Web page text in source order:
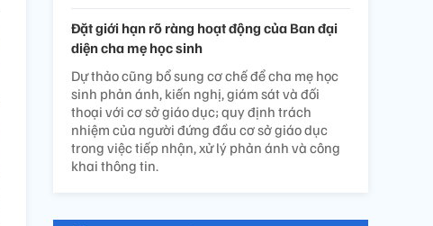
Đặt giới hạn rõ ràng hoạt động của Ban đại
diện cha mẹ học sinh
Dự thảo cũng bổ sung cơ chế để cha mẹ học
sinh phản ánh, kiến nghị, giám sát và đối
thoại với cơ sở giáo dục; quy định trách
nhiệm của người đứng đầu cơ sở giáo dục
trong việc tiếp nhận, xử lý phản ánh và công
khai thông tin.